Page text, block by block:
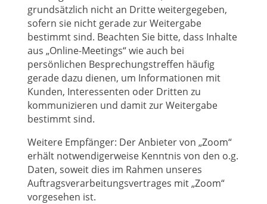
grundsätzlich nicht an Dritte weitergegeben,
sofern sie nicht gerade zur Weitergabe
bestimmt sind. Beachten Sie bitte, dass Inhalte
aus „Online-Meetings“ wie auch bei
persönlichen Besprechungstreffen häufig
gerade dazu dienen, um Informationen mit
Kunden, Interessenten oder Dritten zu
kommunizieren und damit zur Weitergabe
bestimmt sind.
Weitere Empfänger: Der Anbieter von „Zoom“
erhält notwendigerweise Kenntnis von den o.g.
Daten, soweit dies im Rahmen unseres
Auftragsverarbeitungsvertrages mit „Zoom“
vorgesehen ist.